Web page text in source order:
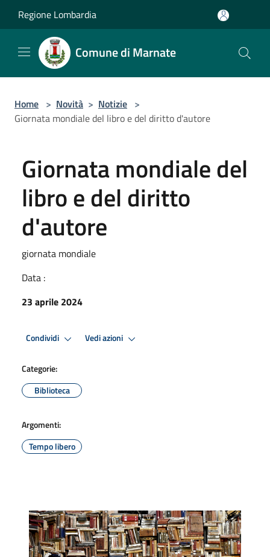
Regione Lombardia
Comune di Marnate
Home > Novità > Notizie >
Giornata mondiale del libro e del diritto d'autore
Giornata mondiale del
libro e del diritto
d'autore
giornata mondiale
Data :
23 aprile 2024
Condividi Vedi azioni
Categorie:
Biblioteca
Argomenti:
Tempo libero